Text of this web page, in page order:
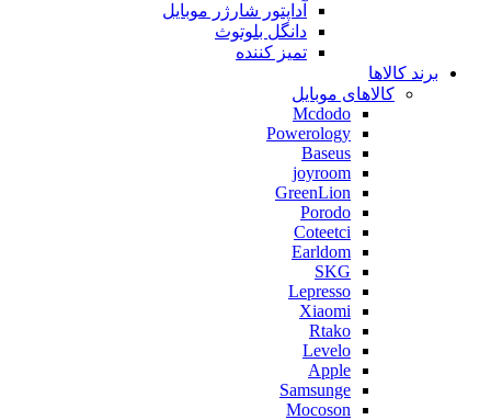
آداپتور شارژر موبایل
دانگل بلوتوث
تمیز کننده
برند کالاها
کالاهای موبایل
Mcdodo
Powerology
Baseus
joyroom
GreenLion
Porodo
Coteetci
Earldom
SKG
Lepresso
Xiaomi
Rtako
Levelo
Apple
Samsunge
Mocoson